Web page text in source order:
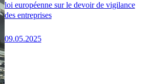
loi européenne sur le devoir de vigilance
des entreprises
09.05.2025